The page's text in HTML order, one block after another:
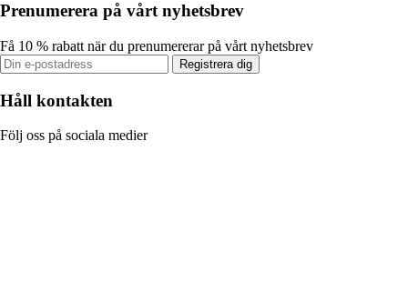
Prenumerera på vårt nyhetsbrev
Få 10 % rabatt när du prenumererar på vårt nyhetsbrev
Registrera dig
Håll kontakten
Följ oss på sociala medier